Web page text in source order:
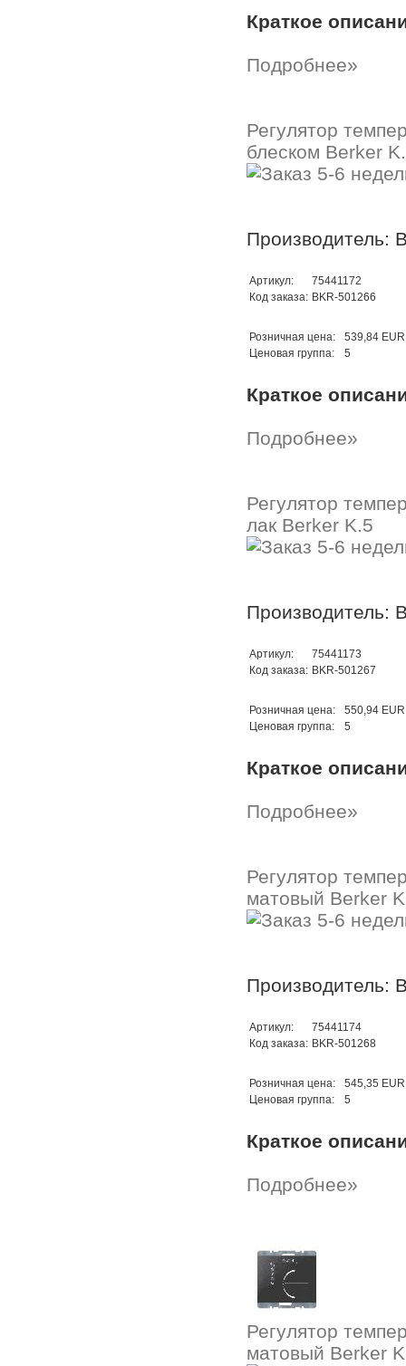
Краткое
Подробнее»
Регулятор
блеском Berker
Производитель:
Артикул:
75441172
Код заказа: BKR-501266
Розничная цена:
539,84 EUR
Ценовая группа:
5
Краткое
Подробнее»
Регулятор
лак Berker K.5
Производитель:
Артикул:
75441173
Код заказа: BKR-501267
Розничная цена:
550,94 EUR
Ценовая группа:
5
Краткое
Подробнее»
Регулятор
матовый Berker
Производитель:
Артикул:
75441174
Код заказа: BKR-501268
Розничная цена:
545,35 EUR
Ценовая группа:
5
Краткое
Подробнее»
Регулятор
матовый Berker